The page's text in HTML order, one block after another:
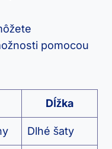
pomocou
Dĺžka
Dlhé ⁣šaty